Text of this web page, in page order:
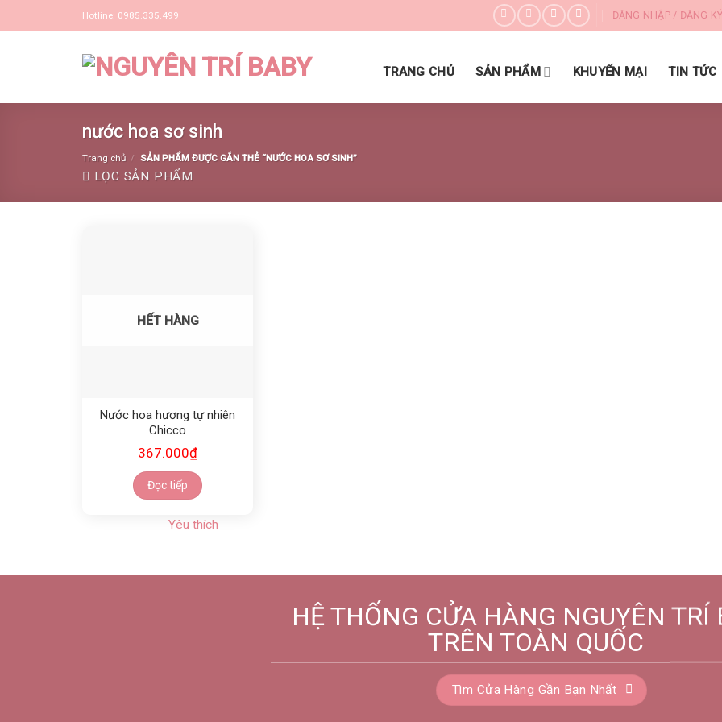
to
Hotline: 0985.335.499 ĐĂNG NHẬP / ĐĂNG
TRANG CHỦ
SẢN PHẨM KHUYẾN MẠI TIN TỨC
nước hoa sơ sinh
Trang chủ / SẢN PHẨM ĐƯỢC GẮN THẺ “NƯỚC HOA SƠ SINH”
LỌC SẢN PHẨM
HẾT HÀNG
Nước hoa hương tự nhiên
Chicco
367.000₫
Đọc tiếp
Yêu thích
HỆ THỐNG CỬA HÀNG NGUYÊN TRÍ
TRÊN TOÀN QUỐC
Tìm Cửa Hàng Gần Bạn Nhất